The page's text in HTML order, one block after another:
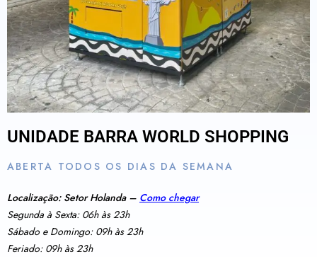
UNIDADE BARRA WORLD SHOPPING
ABERTA TODOS OS DIAS DA SEMANA
Localização: Setor Holanda – Como chegar
Segunda à Sexta: 06h às 23h
Sábado e Domingo: 09h às 23h
Feriado: 09h às 23h